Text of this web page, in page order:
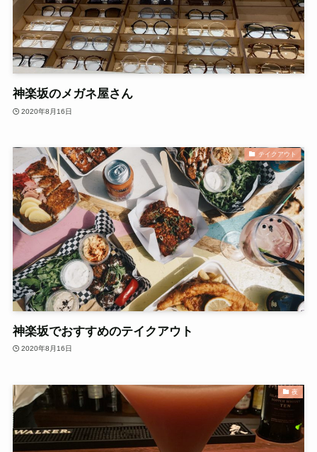
神楽坂のメガネ屋さん
2020年8月16日
テイクアウト
神楽坂でおすすめのテイクアウト
2020年8月16日
夜